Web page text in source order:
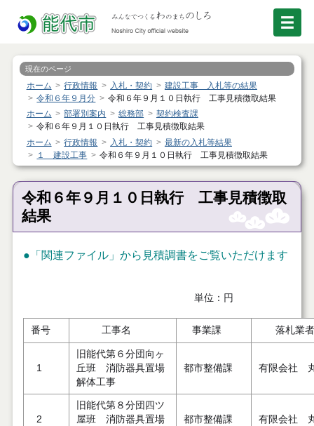
現在のページ
ホーム 行政情報 入札・契約
建設工事 入札等の結果
令和６年９月分
令和６年９月１０日執行 工事見積徴取結果
ホーム
部署別案内 総務部
契約検査課
令和６年９月１０日執行 工事見積徴取結果
ホーム
行政情報 入札・契約
最新の入札等結果
１ 建設工事
令和６年９月１０日執行 工事見積徴取結果
令和６年９月１０日執行 工事見積徴取
結果
●「関連ファイル」から見積調書をご覧いただけます
単位：円
番号 工事名 事業課 落札業者
1
旧能代第６分団向ヶ
丘班 消防器具置場
解体工事
都市整備課 有限会社
2
旧能代第８分団四ツ
屋班 消防器具置場
都市整備課 有限会社